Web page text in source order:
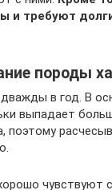
и требуют
породы
в год. В
выпадает
поэтому
чувствуют